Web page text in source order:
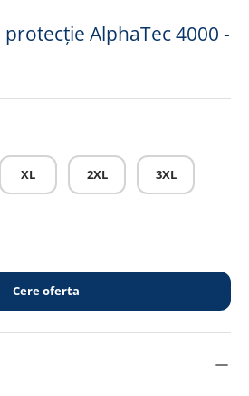
AlphaTec 4000 -
XL 2XL 3XL
Cere oferta